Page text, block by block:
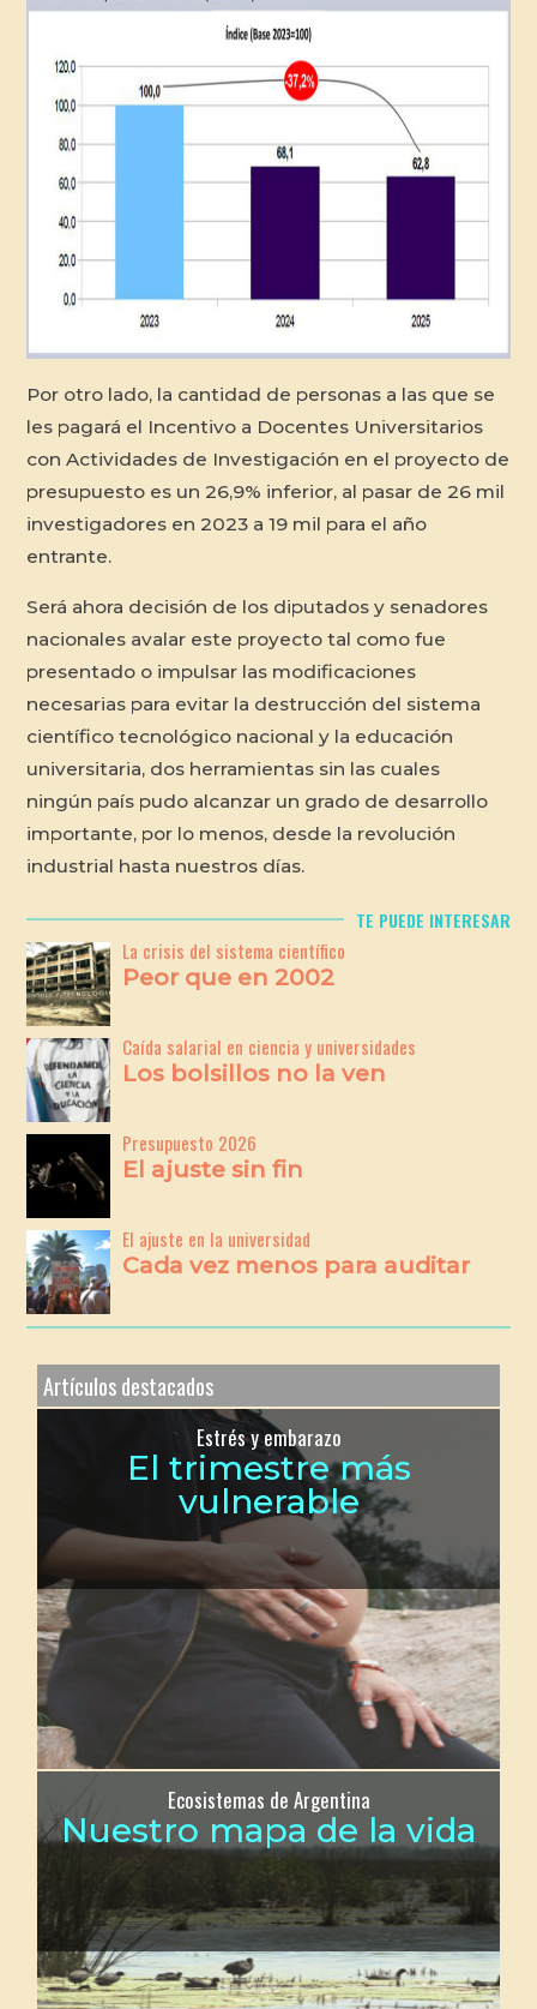
Por otro lado, la cantidad de personas a las que se
les pagará el Incentivo a Docentes Universitarios
con Actividades de Investigación en el proyecto de
presupuesto es un 26,9% inferior, al pasar de 26 mil
investigadores en 2023 a 19 mil para el año
entrante.
Será ahora decisión de los diputados y senadores
nacionales avalar este proyecto tal como fue
presentado o impulsar las modificaciones
necesarias para evitar la destrucción del sistema
científico tecnológico nacional y la educación
universitaria, dos herramientas sin las cuales
ningún país pudo alcanzar un grado de desarrollo
importante, por lo menos, desde la revolución
industrial hasta nuestros días.
TE PUEDE INTERESAR
La crisis del sistema científico
Peor que en 2002
Caída salarial en ciencia y universidades
Los bolsillos no la ven
Presupuesto 2026
El ajuste sin fin
El ajuste en la universidad
Cada vez menos para auditar
Artículos destacados
Estrés y embarazo
El trimestre más
vulnerable
Ecosistemas de Argentina
Nuestro mapa de la vida